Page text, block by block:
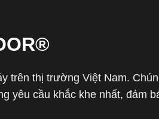
trên thị trường Việt Nam.
yêu cầu khắc khe nhất, đảm